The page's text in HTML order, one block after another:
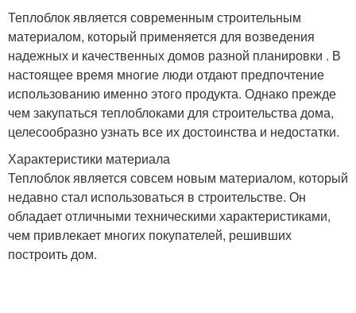
Теплоблок является современным строительным
материалом, который применяется для возведения
надежных и качественных домов разной планировки . В
настоящее время многие люди отдают предпочтение
использованию именно этого продукта. Однако прежде
чем закупаться теплоблоками для строительства дома,
целесообразно узнать все их достоинства и недостатки.
Характеристики материала
Теплоблок является совсем новым материалом, который
недавно стал использоваться в строительстве. Он
обладает отличными техническими характеристиками,
чем привлекает многих покупателей, решивших
построить дом.